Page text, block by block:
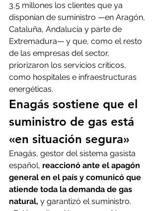
3,5 millones los clientes que ya
disponían de suministro —en Aragón,
Cataluña, Andalucía y parte de
Extremadura— y que, como el resto
de las empresas del sector,
priorizaron los servicios críticos,
como hospitales e infraestructuras
energéticas.
Enagás sostiene que el
suministro de gas está
«en situación segura»
Enagás, gestor del sistema gasista
español, reaccionó ante el apagón
general en el país y comunicó que
atiende toda la demanda de gas
natural, y garantizó el suministro.